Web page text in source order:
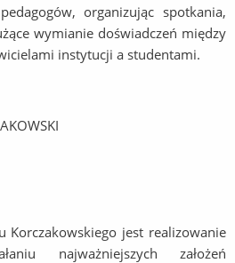
organizując spotkania,
wymianie doświadczeń między
instytucji a studentami.
Korczakowskiego jest realizowanie
najważniejszych założeń